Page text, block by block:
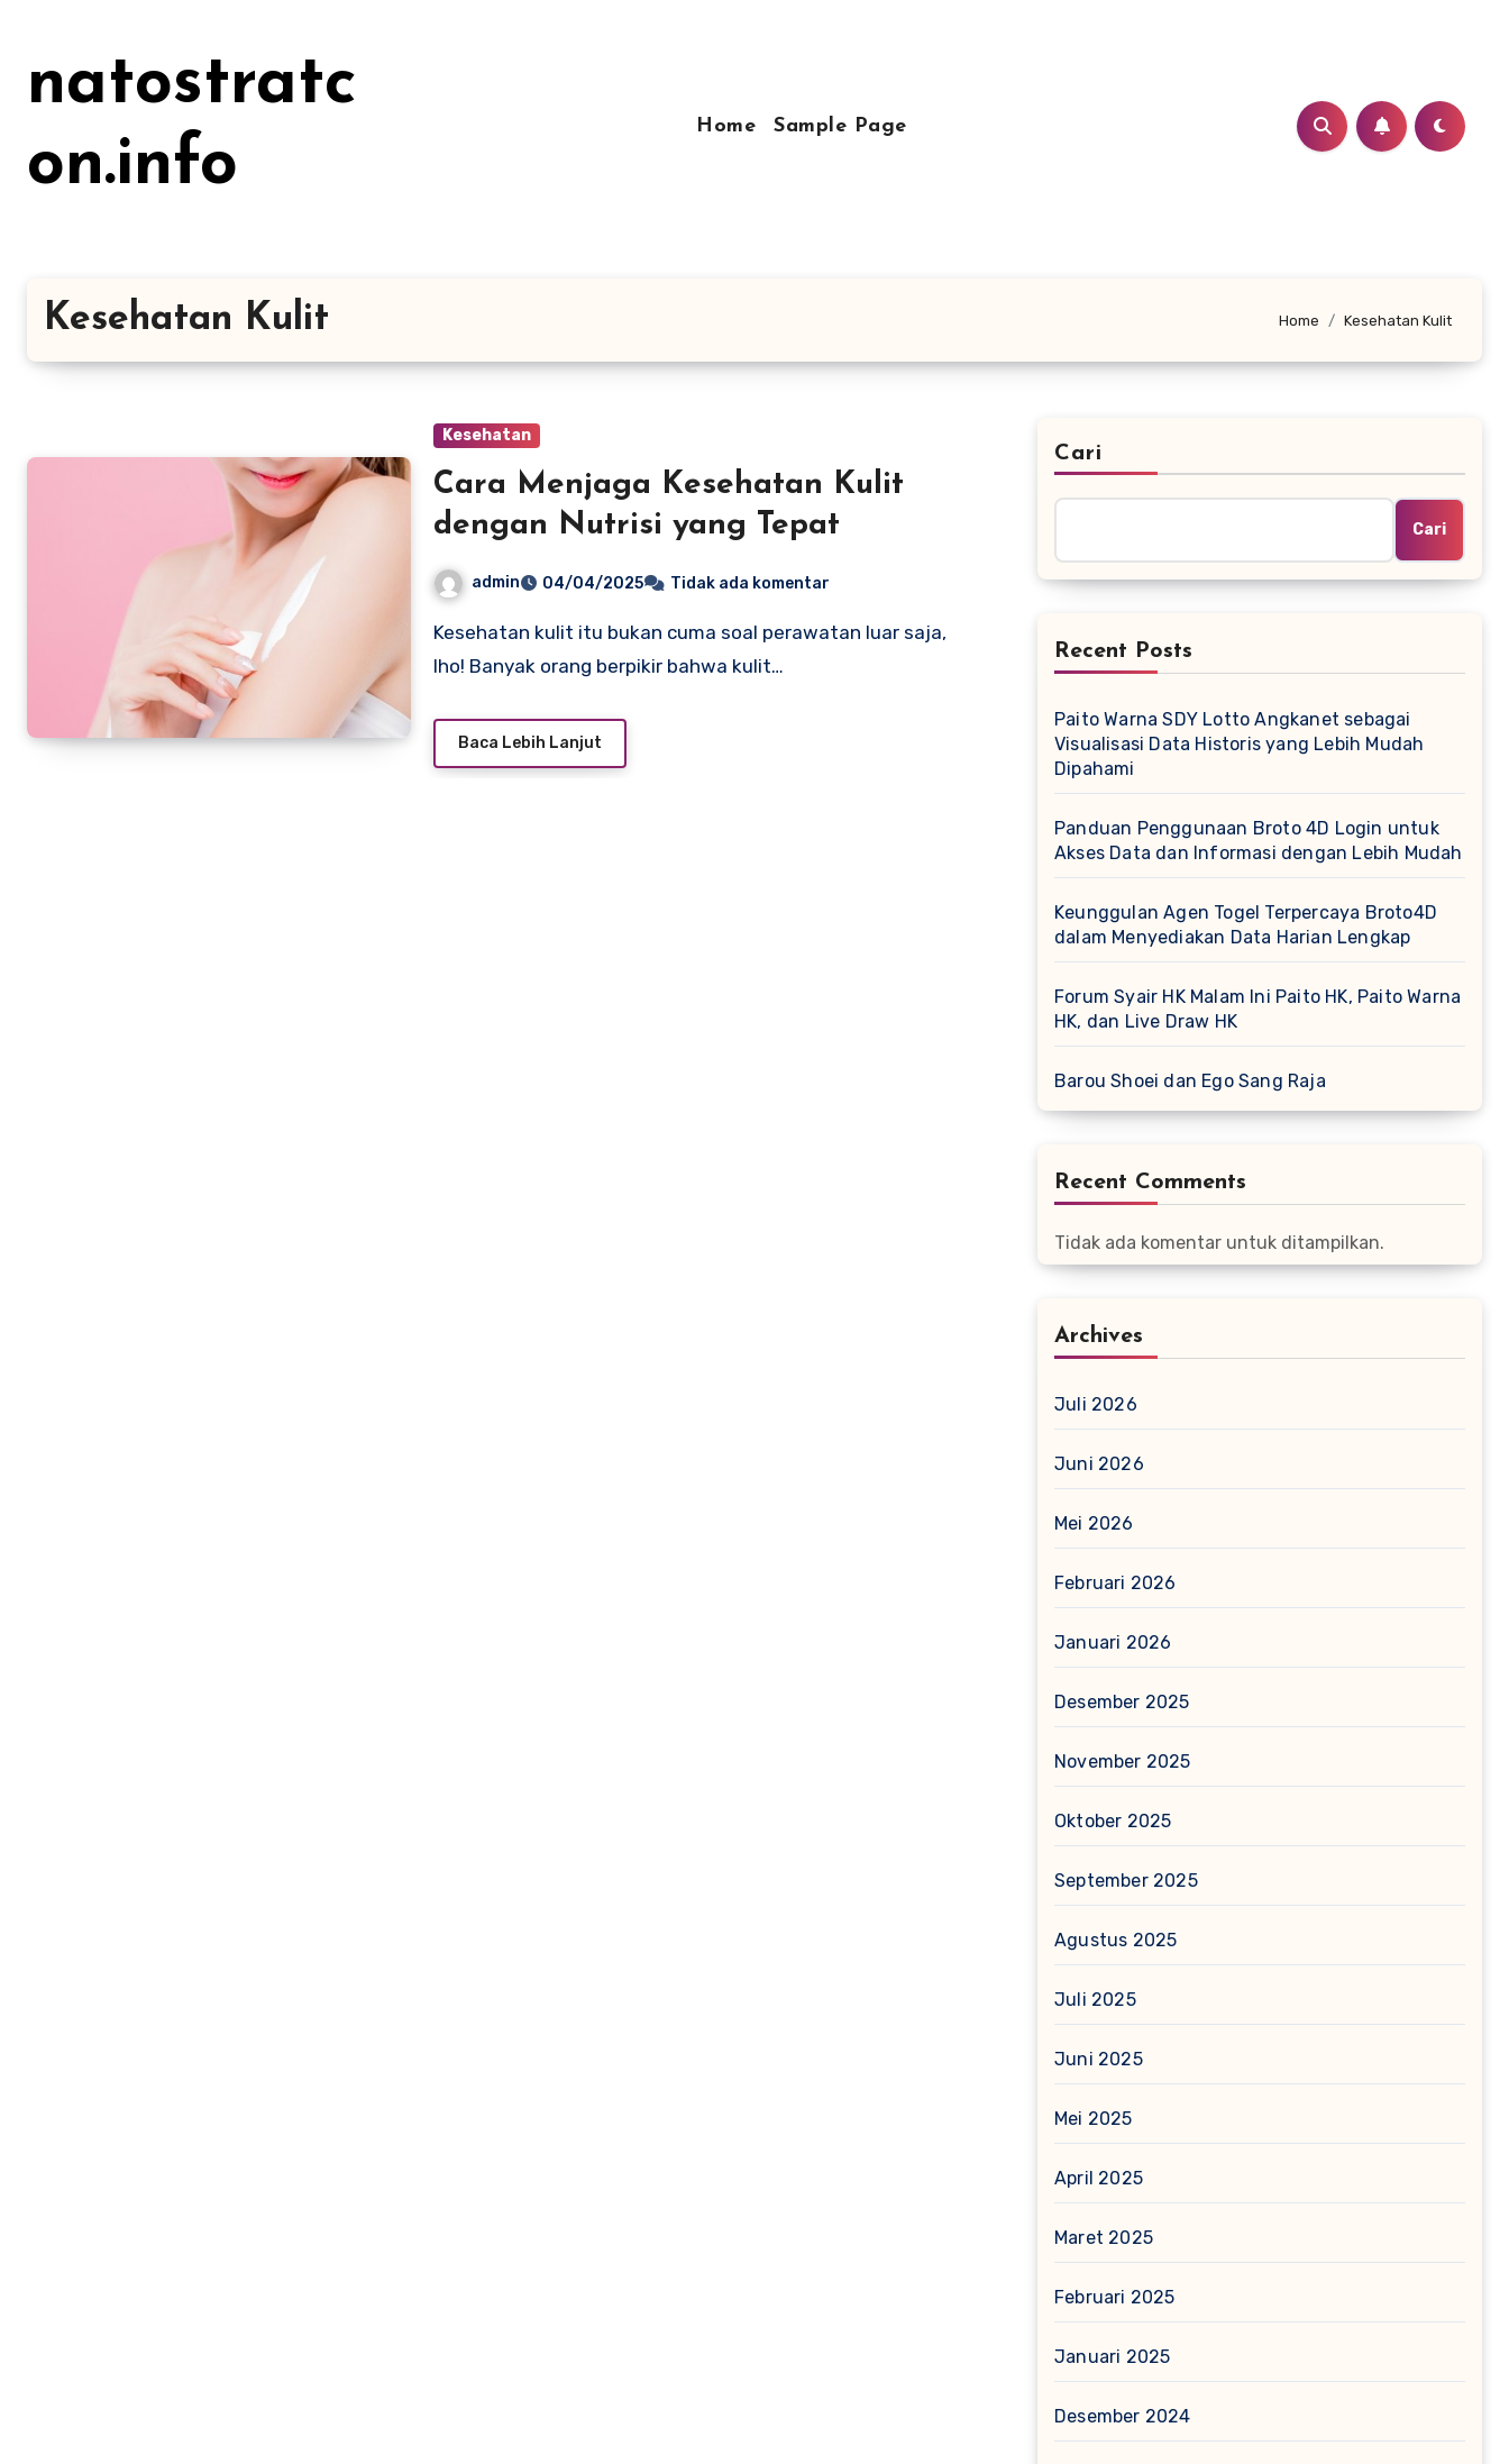
kontennatostratc
on.info
Home Sample Page
Kesehatan Kulit Home Kesehatan Kulit
Kesehatan
Cara Menjaga Kesehatan Kulit
dengan Nutrisi yang Tepat
admin 04/04/2025 Tidak ada komentar
Kesehatan kulit itu bukan cuma soal perawatan luar saja,
lho! Banyak orang berpikir bahwa kulit…
Baca Lebih Lanjut
Cari
Cari
Recent Posts
Paito Warna SDY Lotto Angkanet sebagai
Visualisasi Data Historis yang Lebih Mudah
Dipahami
Panduan Penggunaan Broto 4D Login untuk
Akses Data dan Informasi dengan Lebih Mudah
Keunggulan Agen Togel Terpercaya Broto4D
dalam Menyediakan Data Harian Lengkap
Forum Syair HK Malam Ini Paito HK, Paito Warna
HK, dan Live Draw HK
Barou Shoei dan Ego Sang Raja
Recent Comments
Tidak ada komentar untuk ditampilkan.
Archives
Juli 2026
Juni 2026
Mei 2026
Februari 2026
Januari 2026
Desember 2025
November 2025
Oktober 2025
September 2025
Agustus 2025
Juli 2025
Juni 2025
Mei 2025
April 2025
Maret 2025
Februari 2025
Januari 2025
Desember 2024